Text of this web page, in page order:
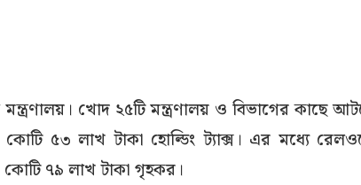
মন্ত্রণালয়। খোদ ২৫টি মন্ত্রণালয় ও বিভাগের কাছে
৫৩ লাখ টাকা হোল্ডিং ট্যাক্স। এর মধ্যে
৭৯ লাখ টাকা গৃহকর।